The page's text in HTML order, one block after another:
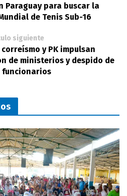
Paraguay para buscar la
de Tenis Sub-16
siguiente
y PK impulsan
de ministerios y despido de
funcionarios